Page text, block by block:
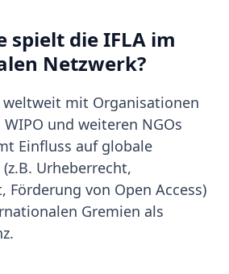
spielt die IFLA im
Netzwerk?
weltweit mit Organisationen
WIPO und weiteren NGOs
Einfluss auf globale
Urheberrecht,
Förderung von Open Access)
Gremien als